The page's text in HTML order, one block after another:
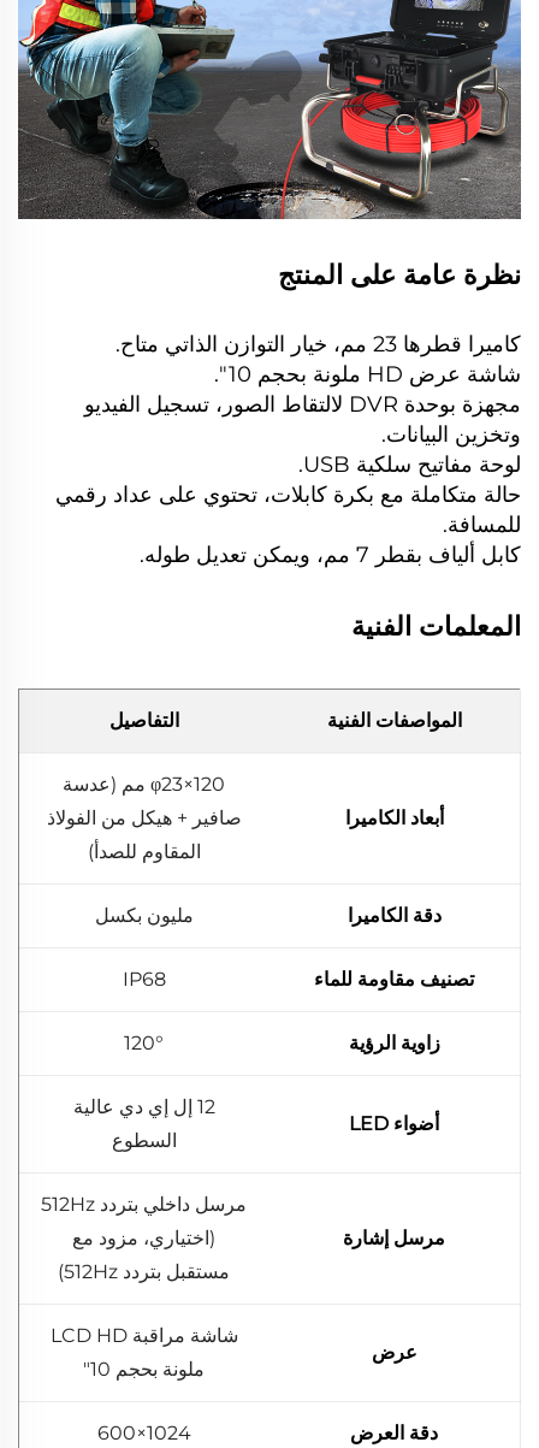
نظرة عامة على المنتج
كاميرا قطرها 23 مم، خيار التوازن الذاتي متاح.
شاشة عرض HD ملونة بحجم 10''.
مجهزة بوحدة DVR لالتقاط الصور، تسجيل الفيديو
وتخزين البيانات.
لوحة مفاتيح سلكية USB.
حالة متكاملة مع بكرة كابلات، تحتوي على عداد رقمي
للمسافة.
كابل ألياف بقطر 7 مم، ويمكن تعديل طوله.
المعلمات الفنية
المواصفات الفنية التفاصيل
أبعاد الكاميرا
φ23×120 مم (عدسة
صافير + هيكل من الفولاذ
المقاوم للصدأ)
دقة الكاميرا مليون بكسل
تصنيف مقاومة للماء IP68
زاوية الرؤية 120°
أضواء LED
12 إل إي دي عالية
السطوع
مرسل إشارة
مرسل داخلي بتردد 512Hz
(اختياري، مزود مع
مستقبل بتردد 512Hz)
عرض
شاشة مراقبة LCD HD
ملونة بحجم 10"
دقة العرض 1024×600